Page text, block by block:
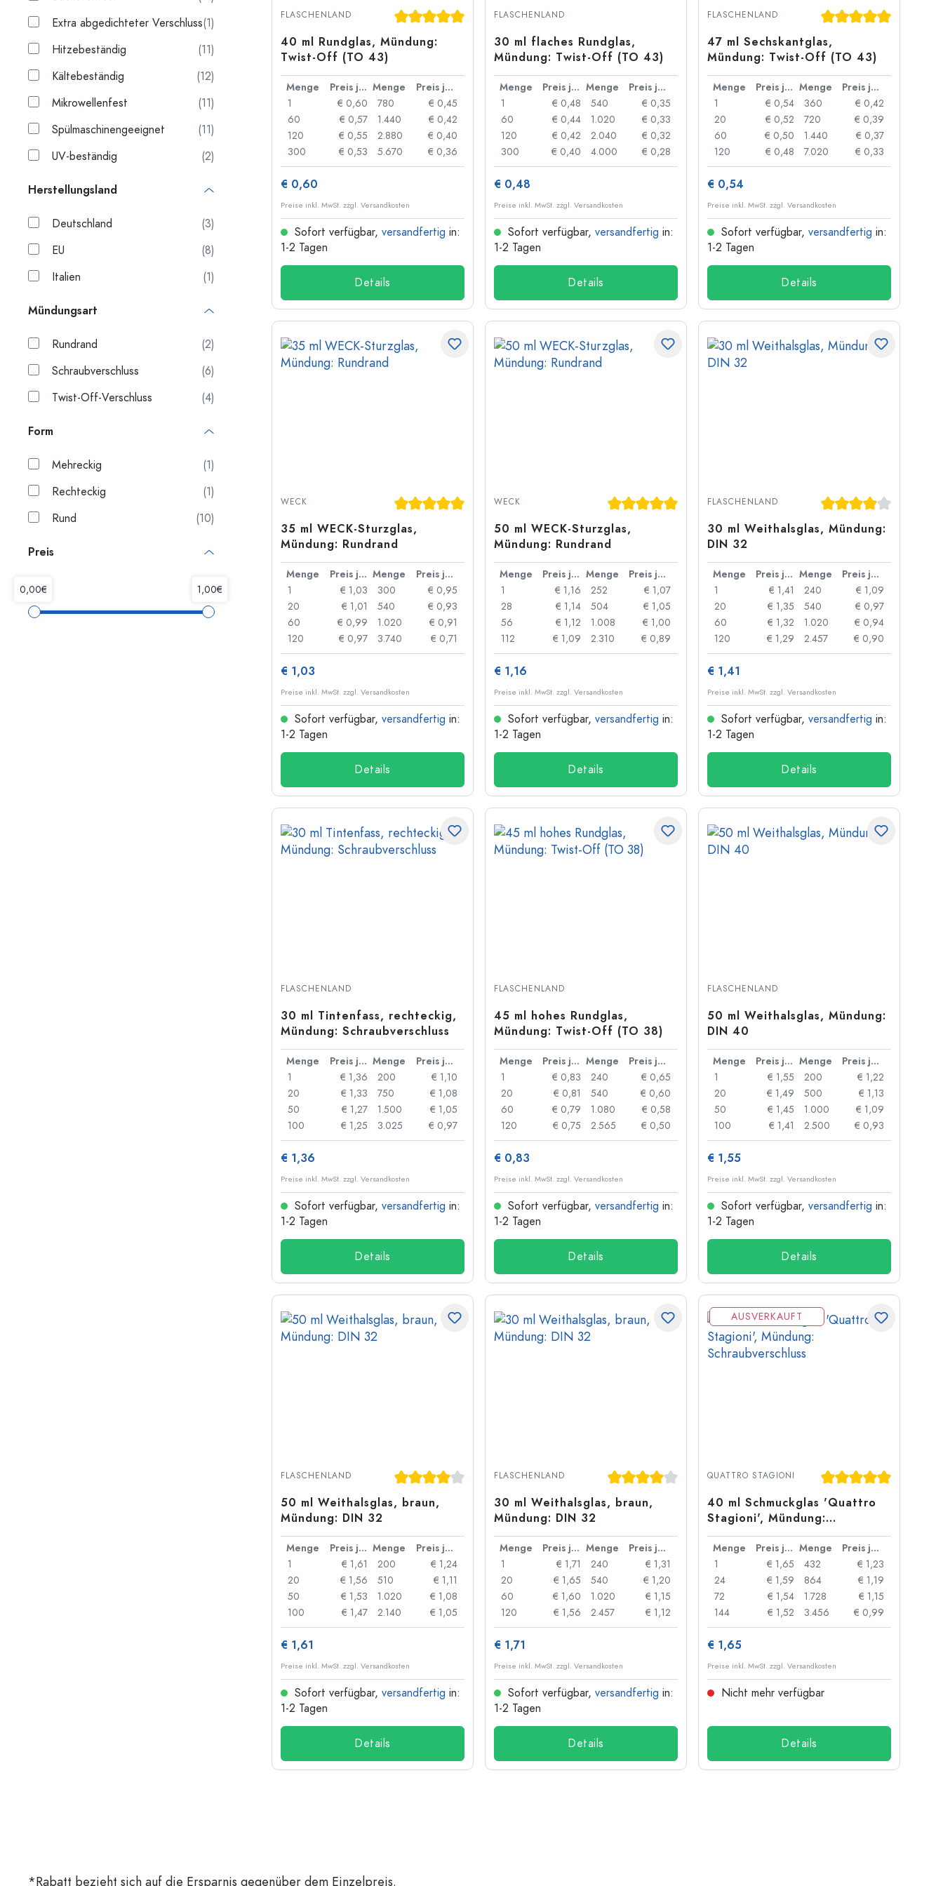
Mehrkantflaschen
Taschenflaschen
Flaschen nach Material
Kunststoffflaschen
Steinzeugflaschen
Aluminiumflaschen
Extra abgedichteter Verschluss(1)
Hitzebeständig
(11)
Kältebeständig
(12)
Mikrowellenfest
(11)
Spülmaschinengeeignet
(11)
UV-beständig
(2)
Herstellungsland
Deutschland
(3)
EU
(8)
Italien
(1)
Mündungsart
Rundrand
(2)
Schraubverschluss
(6)
Twist-Off-Verschluss
(4)
Form
Mehreckig
(1)
Rechteckig
(1)
Rund
(10)
Preis
Durchschnittliche Bewertung von 5 von 5 Sternen
FLASCHENLAND
40 ml Rundglas, Mündung:
Twist-Off (TO 43)
Menge Preis je Stück Menge
Preis je Stück
1
€ 0,60
60
€ 0,57
120
€ 0,55
300
€ 0,53
780
€ 0,45
1.440
€ 0,42
2.880
€ 0,40
5.670
€ 0,36
€ 0,60
Preise inkl. MwSt. zzgl. Versandkosten
Sofort verfügbar, versandfertig in:
1-2 Tagen
Details
FLASCHENLAND
30 ml flaches Rundglas,
Mündung: Twist-Off (TO 43)
Menge Preis je Stück Menge
Preis je Stück
1
€ 0,48
60
€ 0,44
120
€ 0,42
300
€ 0,40
540
€ 0,35
1.020
€ 0,33
2.040
€ 0,32
4.000
€ 0,28
€ 0,48
Preise inkl. MwSt. zzgl. Versandkosten
Sofort verfügbar, versandfertig in:
1-2 Tagen
Details
Durchschnittliche
FLASCHENLAND
47 ml Sechskantglas,
Mündung: Twist-Off (TO 43)
Menge Preis je Stück Menge
Preis je Stück
1
€ 0,54
20
€ 0,52
60
€ 0,50
120
€ 0,48
360
€ 0,42
720
€ 0,39
1.440
€ 0,37
7.020
€ 0,33
€ 0,54
Preise inkl. MwSt. zzgl. Versandkosten
Sofort verfügbar, versandfertig in:
1-2 Tagen
Details
Durchschnittliche Bewertung von 5 von 5 Sternen
WECK
35 ml WECK-Sturzglas,
Mündung: Rundrand
Menge Preis je Stück Menge
Preis je Stück
1
€ 1,03
20
€ 1,01
60
€ 0,99
120
€ 0,97
300
€ 0,95
540
€ 0,93
1.020
€ 0,91
3.740
€ 0,71
€ 1,03
Preise inkl. MwSt. zzgl. Versandkosten
Sofort verfügbar, versandfertig in:
1-2 Tagen
Details
Durchschnittliche Bewertung von 5 von 5 Sternen
WECK
50 ml WECK-Sturzglas,
Mündung: Rundrand
Menge Preis je Stück Menge
Preis je Stück
1
€ 1,16
28
€ 1,14
56
€ 1,12
112
€ 1,09
252
€ 1,07
504
€ 1,05
1.008
€ 1,00
2.310
€ 0,89
€ 1,16
Preise inkl. MwSt. zzgl. Versandkosten
Sofort verfügbar, versandfertig in:
1-2 Tagen
Details
Durchschnittliche
FLASCHENLAND
30 ml Weithalsglas, Mündung:
DIN 32
Menge Preis je Stück Menge
Preis je Stück
1
€ 1,41
20
€ 1,35
60
€ 1,32
120
€ 1,29
240
€ 1,09
540
€ 0,97
1.020
€ 0,94
2.457
€ 0,90
€ 1,41
Preise inkl. MwSt. zzgl. Versandkosten
Sofort verfügbar, versandfertig in:
1-2 Tagen
Details
FLASCHENLAND
30 ml Tintenfass, rechteckig,
Mündung: Schraubverschluss
Menge Preis je Stück Menge
Preis je Stück
1
€ 1,36
20
€ 1,33
50
€ 1,27
100
€ 1,25
200
€ 1,10
750
€ 1,08
1.500
€ 1,05
3.025
€ 0,97
€ 1,36
Preise inkl. MwSt. zzgl. Versandkosten
Sofort verfügbar, versandfertig in:
1-2 Tagen
Details
FLASCHENLAND
45 ml hohes Rundglas,
Mündung: Twist-Off (TO 38)
Menge Preis je Stück Menge
Preis je Stück
1
€ 0,83
20
€ 0,81
60
€ 0,79
120
€ 0,75
240
€ 0,65
540
€ 0,60
1.080
€ 0,58
2.565
€ 0,50
€ 0,83
Preise inkl. MwSt. zzgl. Versandkosten
Sofort verfügbar, versandfertig in:
1-2 Tagen
Details
FLASCHENLAND
50 ml Weithalsglas, Mündung:
DIN 40
Menge Preis je Stück Menge
Preis je Stück
1
€ 1,55
20
€ 1,49
50
€ 1,45
100
€ 1,41
200
€ 1,22
500
€ 1,13
1.000
€ 1,09
2.500
€ 0,93
€ 1,55
Preise inkl. MwSt. zzgl. Versandkosten
Sofort verfügbar, versandfertig in:
1-2 Tagen
Details
Durchschnittliche Bewertung von 4 von 5 Sternen
FLASCHENLAND
50 ml Weithalsglas, braun,
Mündung: DIN 32
Menge Preis je Stück Menge
Preis je Stück
1
€ 1,61
20
€ 1,56
50
€ 1,53
100
€ 1,47
200
€ 1,24
510
€ 1,11
1.020
€ 1,08
2.140
€ 1,05
€ 1,61
Preise inkl. MwSt. zzgl. Versandkosten
Sofort verfügbar, versandfertig in:
1-2 Tagen
Details
Durchschnittliche Bewertung von 4 von 5 Sternen
FLASCHENLAND
30 ml Weithalsglas, braun,
Mündung: DIN 32
Menge Preis je Stück Menge
Preis je Stück
1
€ 1,71
20
€ 1,65
60
€ 1,60
120
€ 1,56
240
€ 1,31
540
€ 1,20
1.020
€ 1,15
2.457
€ 1,12
€ 1,71
Preise inkl. MwSt. zzgl. Versandkosten
Sofort verfügbar, versandfertig in:
1-2 Tagen
Details
AUSVERKAUFT
Durchschnittliche
QUATTRO STAGIONI
40 ml Schmuckglas 'Quattro
Stagioni', Mündung:
Schraubverschluss
Menge Preis je Stück Menge
Preis je Stück
1
€ 1,65
24
€ 1,59
72
€ 1,54
144
€ 1,52
432
€ 1,23
864
€ 1,19
1.728
€ 1,15
3.456
€ 0,99
€ 1,65
Preise inkl. MwSt. zzgl. Versandkosten
Nicht mehr verfügbar
Details
*Rabatt bezieht sich auf die Ersparnis gegenüber dem Einzelpreis.